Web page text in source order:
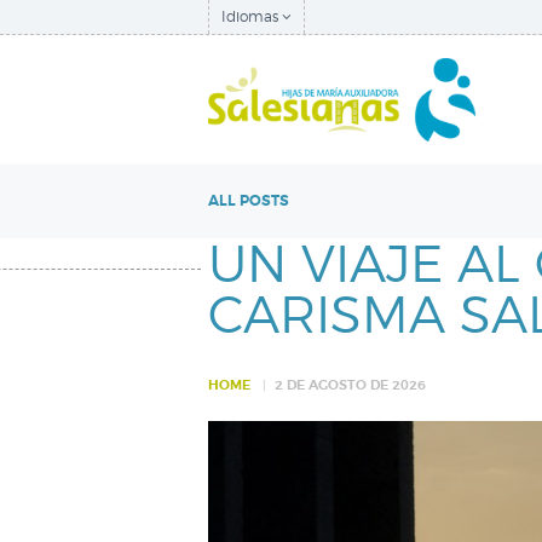
Idiomas
ALL POSTS
UN VIAJE AL
CARISMA
HOME 2 DE AGOSTO DE 2026